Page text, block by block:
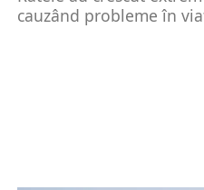
cauzând probleme în